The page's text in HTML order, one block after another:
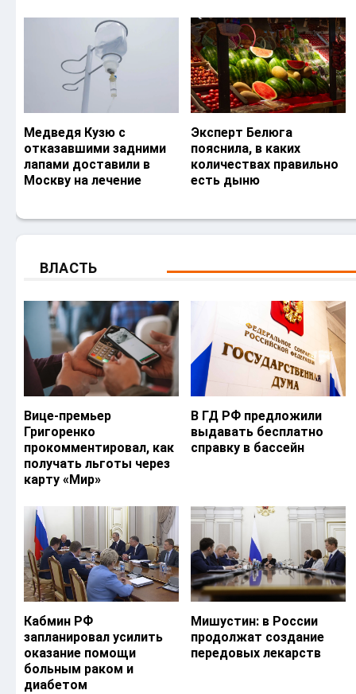
Медведя Кузю с
отказавшими задними
лапами доставили в
Москву на лечение
Эксперт Белюга
пояснила, в каких
количествах правильно
есть дыню
ВЛАСТЬ
Вице-премьер
Григоренко
прокомментировал, как
получать льготы через
карту «Мир»
В ГД РФ предложили
выдавать бесплатно
справку в бассейн
Кабмин РФ
запланировал усилить
оказание помощи
больным раком и
диабетом
Мишустин: в России
продолжат создание
передовых лекарств